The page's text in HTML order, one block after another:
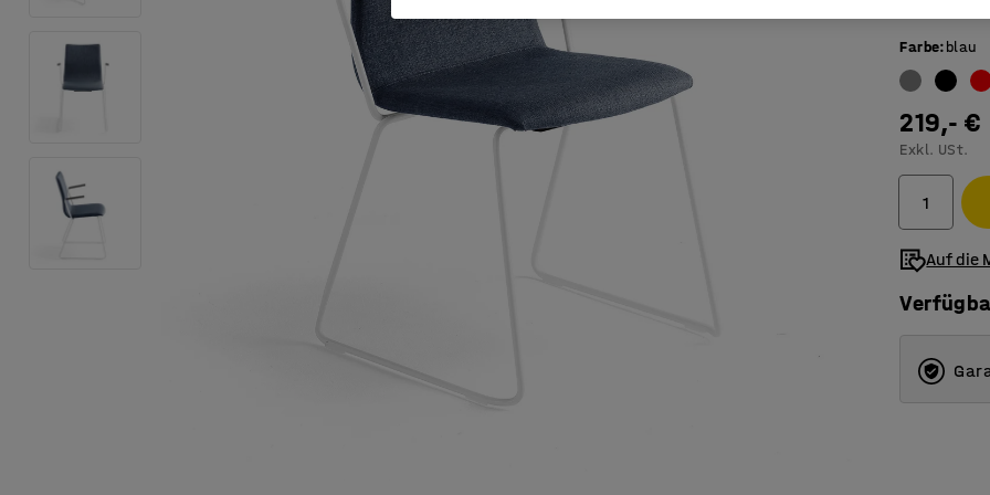
Farbe:blau
219,- €
Exkl. USt.
Auf die